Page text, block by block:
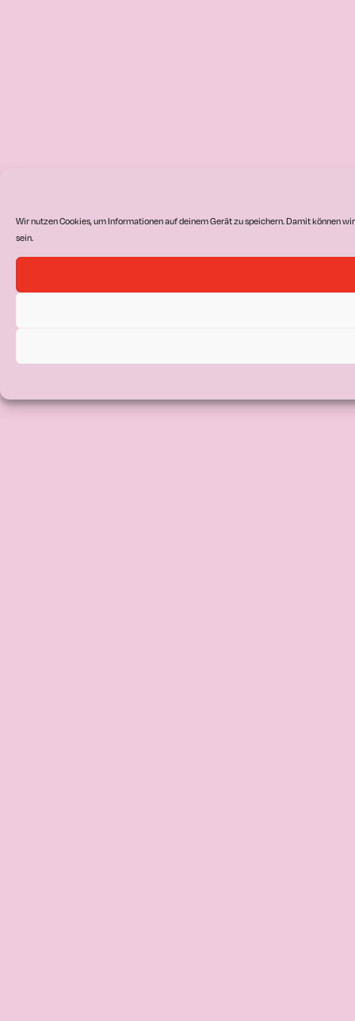
Wir nutzen Cookies, um Informationen auf deinem Gerät zu speichern. Damit können
sein.